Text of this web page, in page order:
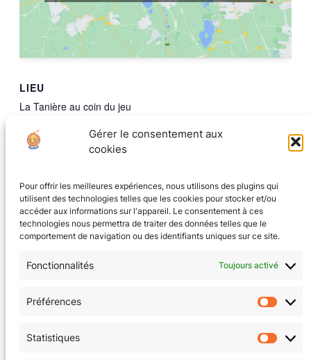
Gérer le consentement aux
cookies
Pour offrir les meilleures expériences, nous utilisons des plugins qui
utilisent des technologies telles que les cookies pour stocker et/ou
accéder aux informations sur l'appareil. Le consentement à ces
technologies nous permettra de traiter des données telles que le
comportement de navigation ou des identifiants uniques sur ce site.
Fonctionnalités Toujours activé
Préférences
Statistiques
LIEU
La Tanière au coin du jeu
Grenoble
38000 France + Google Map
Découverte des nouveautés avec
JeuxduMonde
Gouter
Jeu(x)nesse